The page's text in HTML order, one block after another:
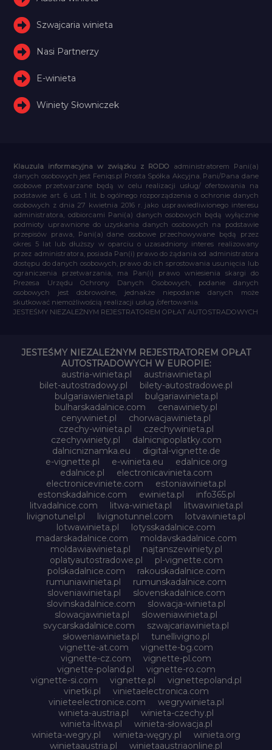
Szwajcaria winieta
Nasi Partnerzy
E-winieta
Winiety Słowniczek
Klauzula informacyjna w związku z RODO administratorem Pani(a)
danych osobowych jest Feniqs.pl Prosta Spółka Akcyjna. Pani/Pana dane
osobowe przetwarzane będą w celu realizacji usług/ ofertowania na
podstawie art. 6 ust. 1 lit. b ogólnego rozporządzenia o ochronie danych
osobowych z dnia 27 kwietnia 2016 r. jako usprawiedliwionego interesu
administratora, odbiorcami Pani(a) danych osobowych będą wyłącznie
podmioty uprawnione do uzyskania danych osobowych na podstawie
przepisów prawa, Pani(a) dane osobowe przechowywane będą przez
okres 5 lat lub dłuższy w oparciu o uzasadniony interes realizowany
przez administratora, posiada Pan(i) prawo do żądania od administratora
dostępu do danych osobowych, prawo do ich sprostowania usunięcia lub
ograniczenia przetwarzania, ma Pan(i) prawo wniesienia skargi do
Prezesa Urzędu Ochrony Danych Osobowych, podanie danych
osobowych jest dobrowolne, jednakże niepodanie danych może
skutkować niemożliwością realizacji usług /ofertowania.
JESTEŚMY NIEZALEŻNYM REJESTRATOREM OPŁAT AUTOSTRADOWYCH
JESTEŚMY NIEZALEŻNYM REJESTRATOREM OPŁAT
AUTOSTRADOWYCH W EUROPIE:
austria-winieta.pl
austriawinieta.pl
bilet-autostradowy.pl
bilety-autostradowe.pl
bulgariawienieta.pl
bulgariawinieta.pl
bulharskadalnice.com
cenawiniety.pl
cenywiniet.pl
chorwacjawinieta.pl
czechy-winieta.pl
czechywinieta.pl
czechywiniety.pl
dalnicnipoplatky.com
dalnicniznamka.eu
digital-vignette.de
e-vignette.pl
e-winieta.eu
edalnice.org
edalnice.pl
electronicavinieta.com
electroniceviniete.com
estoniawinieta.pl
estonskadalnice.com
ewinieta.pl
info365.pl
litvadalnice.com
litwa-winieta.pl
litwawinieta.pl
livignotunel.pl
livignotunnel.com
lotvawinieta.pl
lotwawinieta.pl
lotysskadalnice.com
madarskadalnice.com
moldavskadalnice.com
moldawiawinieta.pl
najtanszewiniety.pl
oplatyautostradowe.pl
pl-vignette.com
polskadalnice.com
rakouskadalnice.com
rumuniawinieta.pl
rumunskadalnice.com
sloveniawinieta.pl
slovenskadalnice.com
slovinskadalnice.com
slowacja-winieta.pl
slowacjawinieta.pl
sloweniawinieta.pl
svycarskadalnice.com
szwajcariawinieta.pl
słoweniawinieta.pl
tunellivigno.pl
vignette-at.com
vignette-bg.com
vignette-cz.com
vignette-pl.com
vignette-poland.pl
vignette-ro.com
vignette-si.com
vignette.pl
vignettepoland.pl
vinetki.pl
vinietaelectronica.com
vinieteelectronice.com
wegrywinieta.pl
winieta-austria.pl
winieta-czechy.pl
winieta-litwa.pl
winieta-słowacja.pl
winieta-wegry.pl
winieta-węgry.pl
winieta.org
winietaaustria.pl
winietaaustriaonline.pl